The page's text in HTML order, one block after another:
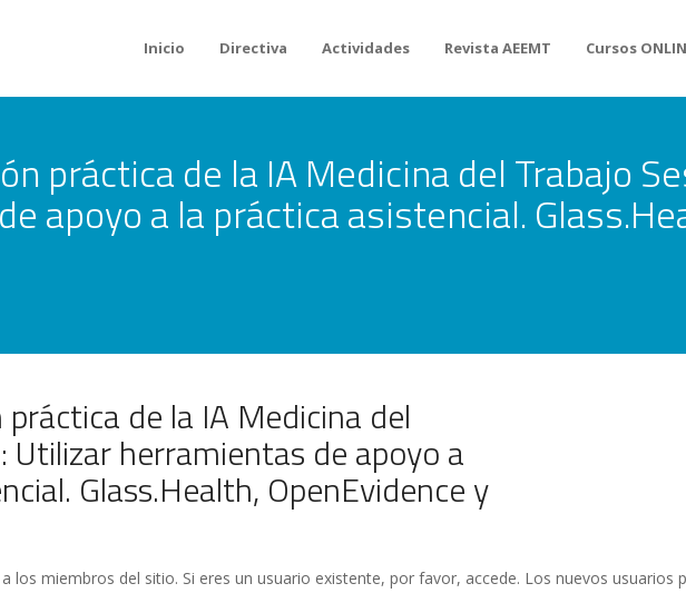
Inicio Directiva Actividades Revista AEEMT Cursos
práctica de la IA Medicina del Trabajo
apoyo a la práctica asistencial.
de la IA Medicina del
Utilizar herramientas de apoyo a
Glass.Health, OpenEvidence y
los miembros del sitio. Si eres un usuario existente, por favor, accede. Los nuevos usuarios